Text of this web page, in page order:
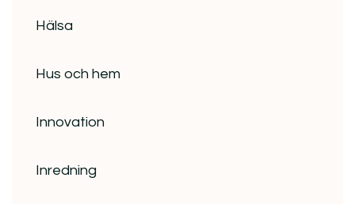
Hälsa
Hus och hem
Innovation
Inredning